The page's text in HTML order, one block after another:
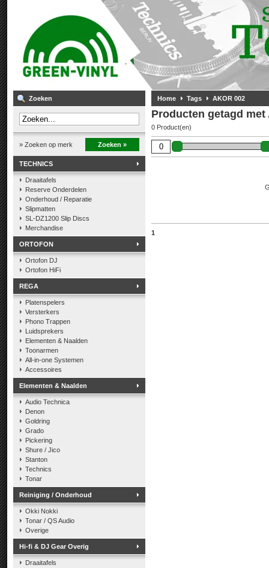
Zoeken
» Zoeken op merk Zoeken »
TECHNICS
Draaitafels
Reserve Onderdelen
Onderhoud / Reparatie
Slipmatten
SL-DZ1200 Slip Discs
Merchandise
ORTOFON
Ortofon DJ
Ortofon HiFi
REGA
Platenspelers
Versterkers
Phono Trappen
Luidsprekers
Elementen & Naalden
Toonarmen
All-in-one Systemen
Accessoires
Elementen & Naalden
Audio Technica
Denon
Goldring
Grado
Pickering
Shure / Jico
Stanton
Technics
Tonar
Reiniging / Onderhoud
Okki Nokki
Tonar / QS Audio
Overige
Hi-fi & DJ Gear Overig
Draaitafels
Home Tags AKOR 002
Producten getagd met
0 Product(en)
1